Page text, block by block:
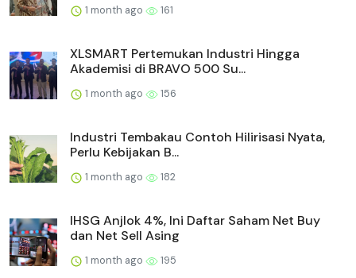
1 month ago 161
XLSMART Pertemukan Industri Hingga
Akademisi di BRAVO 500 Su...
1 month ago 156
Industri Tembakau Contoh Hilirisasi Nyata,
Perlu Kebijakan B...
1 month ago 182
IHSG Anjlok 4%, Ini Daftar Saham Net Buy
dan Net Sell Asing
1 month ago 195